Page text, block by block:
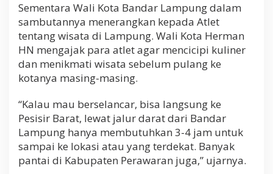
Sementara Wali Kota Bandar Lampung dalam
sambutannya menerangkan kepada Atlet
tentang wisata di Lampung. Wali Kota Herman
HN mengajak para atlet agar mencicipi kuliner
dan menikmati wisata sebelum pulang ke
kotanya masing-masing.
“Kalau mau berselancar, bisa langsung ke
Pesisir Barat, lewat jalur darat dari Bandar
Lampung hanya membutuhkan 3-4 jam untuk
sampai ke lokasi atau yang terdekat. Banyak
pantai di Kabupaten Perawaran juga,” ujarnya.